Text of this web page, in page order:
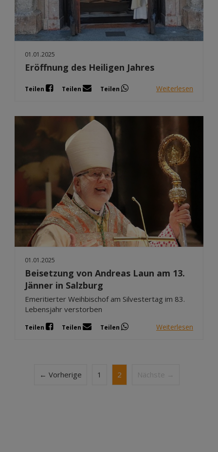
01.01.2025
Eröffnung des Heiligen Jahres
Teilen Teilen Teilen Weiterlesen
01.01.2025
Beisetzung von Andreas Laun am 13.
Jänner in Salzburg
Emeritierter Weihbischof am Silvestertag im 83.
Lebensjahr verstorben
Teilen Teilen Teilen Weiterlesen
← Vorherige 1 2 Nächste →